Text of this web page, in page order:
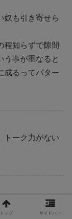
奴も引き寄せら
程知らずで隙間
う事が重なると
成るってパター
トーク力がない
ら，正直そこま
いタイプの子も
トップ サイドバー